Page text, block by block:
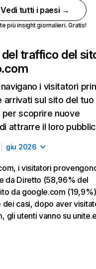
Vedi tutti i paesi →
più insight giornalieri. Gratis!
traffico del
i visitatori
arrivati sul sito del tuo
scoprire nuove
attrarre il loro
giu 2026
i visitatori
da Diretto (58,96% del
da google.com
dei casi, dopo aver
gli utenti vanno su